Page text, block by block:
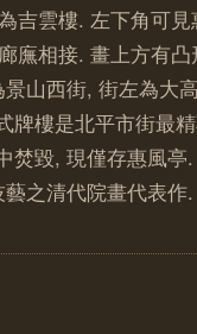
吉雲樓. 左下角可
廡相接. 畫上方有
山西街, 街左為大
牌樓是北平市街最
焚毀, 現僅存惠風亭
之清代院畫代表作.